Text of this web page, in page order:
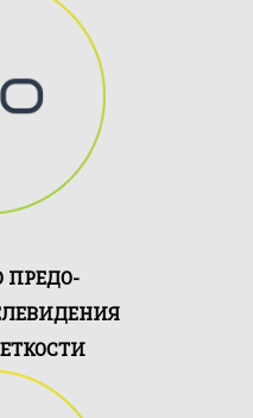
клиентам
услуг по
и решений
на
ПРЕДО-